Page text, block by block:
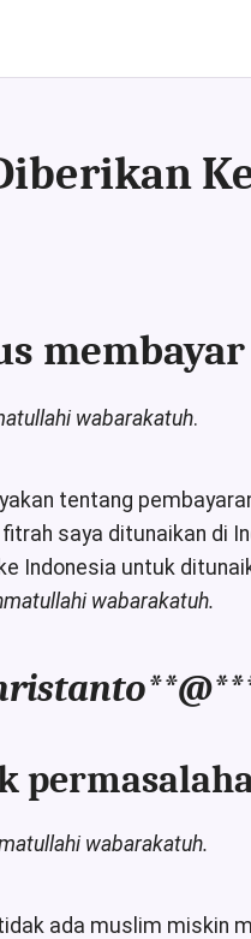
wabarakatuh.
tentang
fitrah saya ditunaikan di
Indonesia untuk
wabarakatuh.
wabarakatuh.
ada muslim miskin